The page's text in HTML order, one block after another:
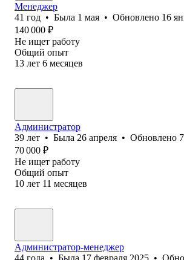
Менеджер
41 год • Была 1 мая • Обновлено 16
140 000 ₽
Не ищет работу
Общий опыт
13 лет 6 месяцев
Администратор
39 лет • Была 26 апреля • Обновлено
70 000 ₽
Не ищет работу
Общий опыт
10 лет 11 месяцев
Администратор-менеджер
44 года • Была 17 февраля 2025 •